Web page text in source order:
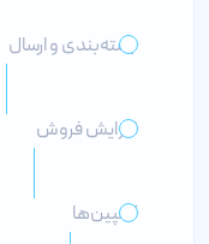
بسته‌بندی و ارسال
افزایش فروش
کمپین‌ها